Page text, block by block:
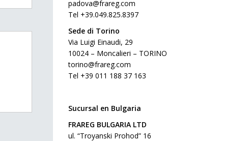
padova@frareg.com
Tel +39.049.825.8397
Sede di Torino
Via Luigi Einaudi, 29
10024 – Moncalieri – TORINO
torino@frareg.com
Tel +39 011 188 37 163
Sucursal en Bulgaria
FRAREG BULGARIA LTD
ul. “Troyanski Prohod” 16